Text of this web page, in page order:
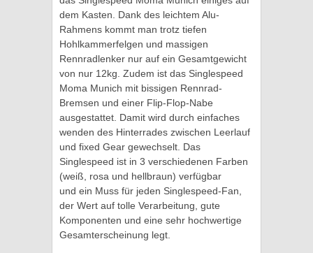
dem Kasten. Dank des leichtem Alu-
Rahmens kommt man trotz tiefen
Hohlkammerfelgen und massigen
Rennradlenker nur auf ein Gesamtgewicht
von nur 12kg. Zudem ist das Singlespeed
Moma Munich mit bissigen Rennrad-
Bremsen und einer Flip-Flop-Nabe
ausgestattet. Damit wird durch einfaches
wenden des Hinterrades zwischen Leerlauf
und fixed Gear gewechselt. Das
Singlespeed ist in 3 verschiedenen Farben
(weiß, rosa und hellbraun) verfügbar
und ein Muss für jeden Singlespeed-Fan,
der Wert auf tolle Verarbeitung, gute
Komponenten und eine sehr hochwertige
Gesamterscheinung legt.